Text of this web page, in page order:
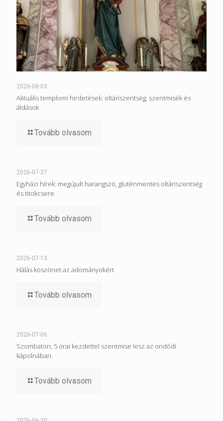
2026-08-03
Aktuális templomi hirdetések: oltáriszentség, szentmisék és
áldások
Tovább olvasom
2026-07-27
Egyházi hírek: megújult harangszó, gluténmentes oltáriszentség
és titokcsere
Tovább olvasom
2026-07-13
Hálás köszönet az adományokért
Tovább olvasom
2026-07-06
Szombaton, 5 órai kezdettel szentmise lesz az ondódi
kápolnában.
Tovább olvasom